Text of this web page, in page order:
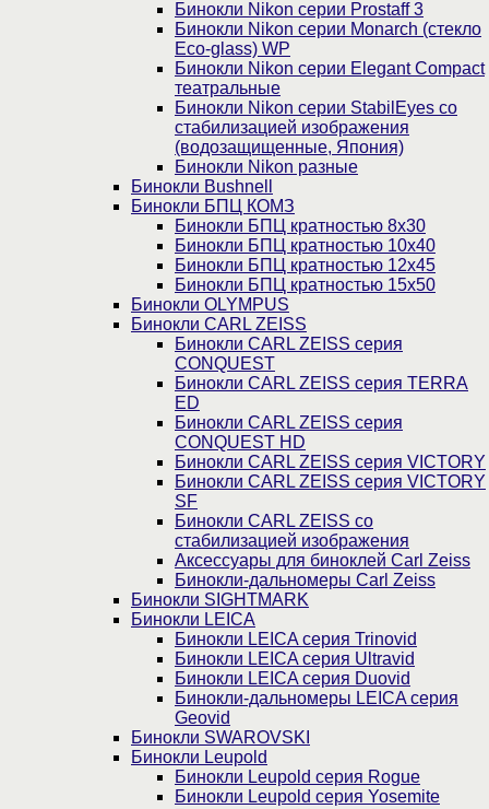
Бинокли Nikon серии Prostaff 3
Бинокли Nikon серии Monarch (стекло
Eco-glass) WP
Бинокли Nikon серии Elegant Compact
театральные
Бинокли Nikon серии StabilEyes со
стабилизацией изображения
(водозащищенные, Япония)
Бинокли Nikon разные
Бинокли Bushnell
Бинокли БПЦ КОМЗ
Бинокли БПЦ кратностью 8х30
Бинокли БПЦ кратностью 10х40
Бинокли БПЦ кратностью 12х45
Бинокли БПЦ кратностью 15х50
Бинокли OLYMPUS
Бинокли CARL ZEISS
Бинокли CARL ZEISS серия
CONQUEST
Бинокли CARL ZEISS серия TERRA
ED
Бинокли CARL ZEISS серия
CONQUEST HD
Бинокли CARL ZEISS серия VICTORY
Бинокли CARL ZEISS серия VICTORY
SF
Бинокли CARL ZEISS со
стабилизацией изображения
Аксессуары для биноклей Carl Zeiss
Бинокли-дальномеры Carl Zeiss
Бинокли SIGHTMARK
Бинокли LEICA
Бинокли LEICA серия Trinovid
Бинокли LEICA серия Ultravid
Бинокли LEICA серия Duovid
Бинокли-дальномеры LEICA серия
Geovid
Бинокли SWAROVSKI
Бинокли Leupold
Бинокли Leupold серия Rogue
Бинокли Leupold серия Yosemite